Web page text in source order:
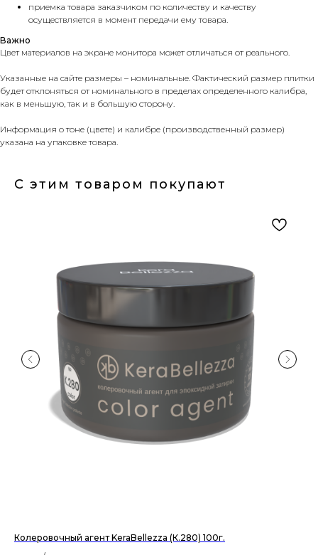
приемка товара заказчиком по количеству и качеству
осуществляется в момент передачи ему товара.
Важно
Цвет материалов на экране монитора может отличаться от реального.
Указанные на сайте размеры – номинальные. Фактический размер плитки
будет отклоняться от номинального в пределах определенного калибра,
как в меньшую, так и в большую сторону.
Информация о тоне (цвете) и калибре (производственный размер)
указана на упаковке товара.
С этим товаром покупают
Колеровочный агент KeraBellezza (К.280) 100г.